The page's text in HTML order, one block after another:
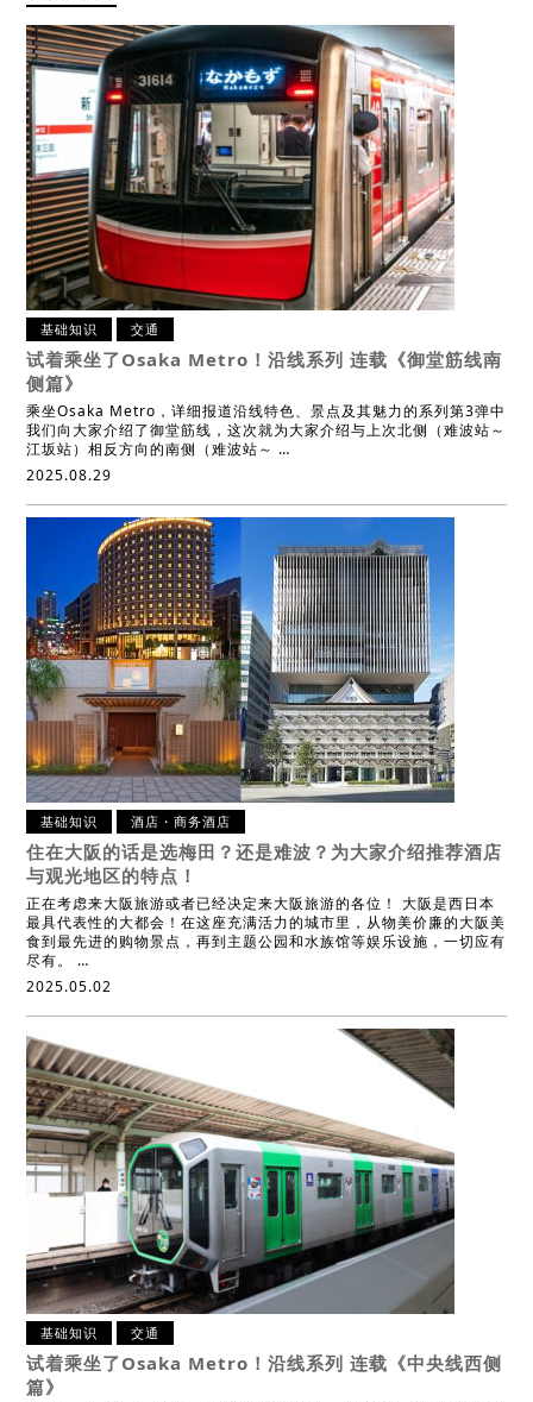
基础知识 交通
试着乘坐了Osaka Metro！沿线系列 连载 《御堂筋线南
侧篇》
乘坐Osaka Metro，详细报道沿线特色、景点及其魅力的系列第3弹中
我们向大家介绍了御堂筋线，这次就为大家介绍与上次北侧（难波站～
江坂站）相反方向的南侧（难波站～ …
2025.08.29
基础知识 酒店・商务酒店
住在大阪的话是选梅田？还是难波？ 为大家介绍推荐酒店
与观光地区的特点！
正在考虑来大阪旅游或者已经决定来大阪旅游的各位！ 大阪是西日本
最具代表性的大都会！在这座充满活力的城市里，从物美价廉的大阪美
食到最先进的购物景点，再到主题公园和水族馆等娱乐设施，一切应有
尽有。 …
2025.05.02
基础知识 交通
试着乘坐了Osaka Metro！沿线系列 连载 《中央线西侧
篇》